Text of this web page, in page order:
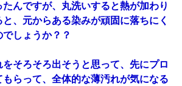
んですが、丸洗いすると熱が加わり
、元からある染みが頑固に落ちにく
しょうか？？
そろそろ出そうと思って、先にプロ
らって、全体的な薄汚れが気になる